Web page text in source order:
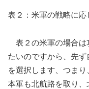
表２：米軍の戦略に応
表２の米軍の場合は
たいのですから、先ず
を選択します、つま
本軍も北航路を取り